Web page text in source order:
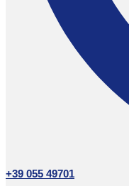
+39 055 49701